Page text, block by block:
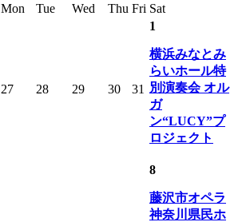
Mon Tue Wed Thu Fri Sat
27 28 29 30 31
1
横浜みなとみ
らいホール特
別演奏会 オル
ガ
ン“LUCY”プ
ロジェクト
8
藤沢市オペラ
神奈川県民ホ